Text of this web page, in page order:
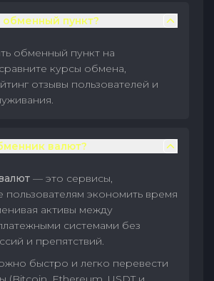
пункт?
обменный пункт на
курсы обмена,
отзывы пользователей и
валют?
— это сервисы,
экономить время
активы между
системами без
и препятствий.
быстро и легко перевести